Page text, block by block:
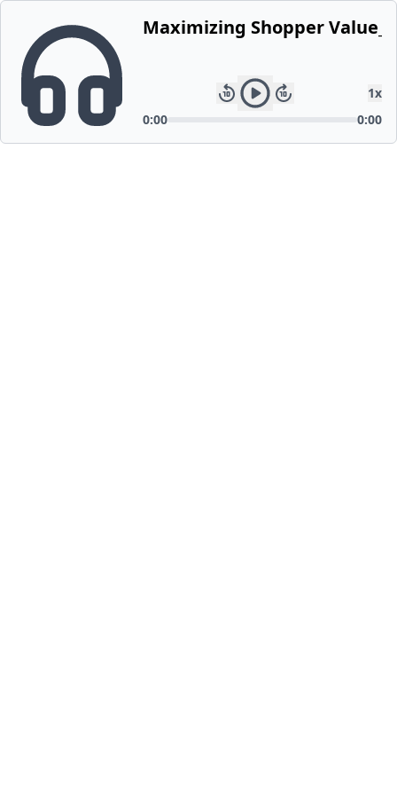
Maximizing Shopper Value_
1x
0:00
0:00